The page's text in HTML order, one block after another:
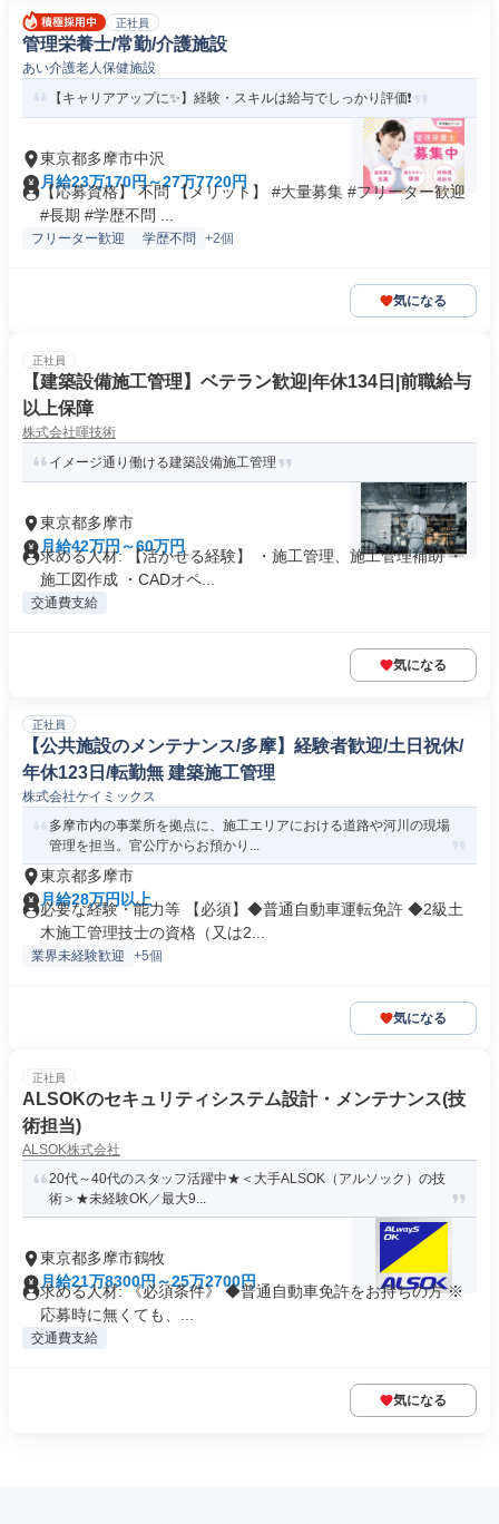
正社員
管理栄養士/常勤/介護施設
あい介護老人保健施設
【キャリアアップに✨】経験・スキルは給与でしっかり評価❗️
東京都多摩市中沢
月給23万170円～27万7720円
【応募資格】 不問 【メリット】 #大量募集 #フリーター歓迎
#長期 #学歴不問 ...
フリーター歓迎 学歴不問 +2個
気になる
正社員
【建築設備施工管理】ベテラン歓迎|年休134日|前職給与
以上保障
株式会社暉技術
イメージ通り働ける建築設備施工管理
東京都多摩市
月給42万円～60万円
求める人材: 【活かせる経験】 ・施工管理、施工管理補助 ・
施工図作成 ・CADオペ...
交通費支給
気になる
正社員
【公共施設のメンテナンス/多摩】経験者歓迎/土日祝休/
年休123日/転勤無 建築施工管理
株式会社ケイミックス
多摩市内の事業所を拠点に、施工エリアにおける道路や河川の現場
管理を担当。官公庁からお預かり...
東京都多摩市
月給28万円以上
必要な経験・能力等 【必須】◆普通自動車運転免許 ◆2級土
木施工管理技士の資格（又は2...
業界未経験歓迎 +5個
気になる
正社員
ALSOKのセキュリティシステム設計・メンテナンス(技
術担当)
ALSOK株式会社
20代～40代のスタッフ活躍中★＜大手ALSOK（アルソック）の技
術＞★未経験OK／最大9...
東京都多摩市鶴牧
月給21万8300円～25万2700円
求める人材: 《必須条件》 ◆普通自動車免許をお持ちの方 ※
応募時に無くても、...
交通費支給
気になる